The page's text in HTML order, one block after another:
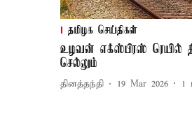
தமிழக செய்திகள்
உழவன் எக்ஸ்பிரஸ் ரெயில்
செல்லும்
தினத்தந்தி 19 Mar 2026 1